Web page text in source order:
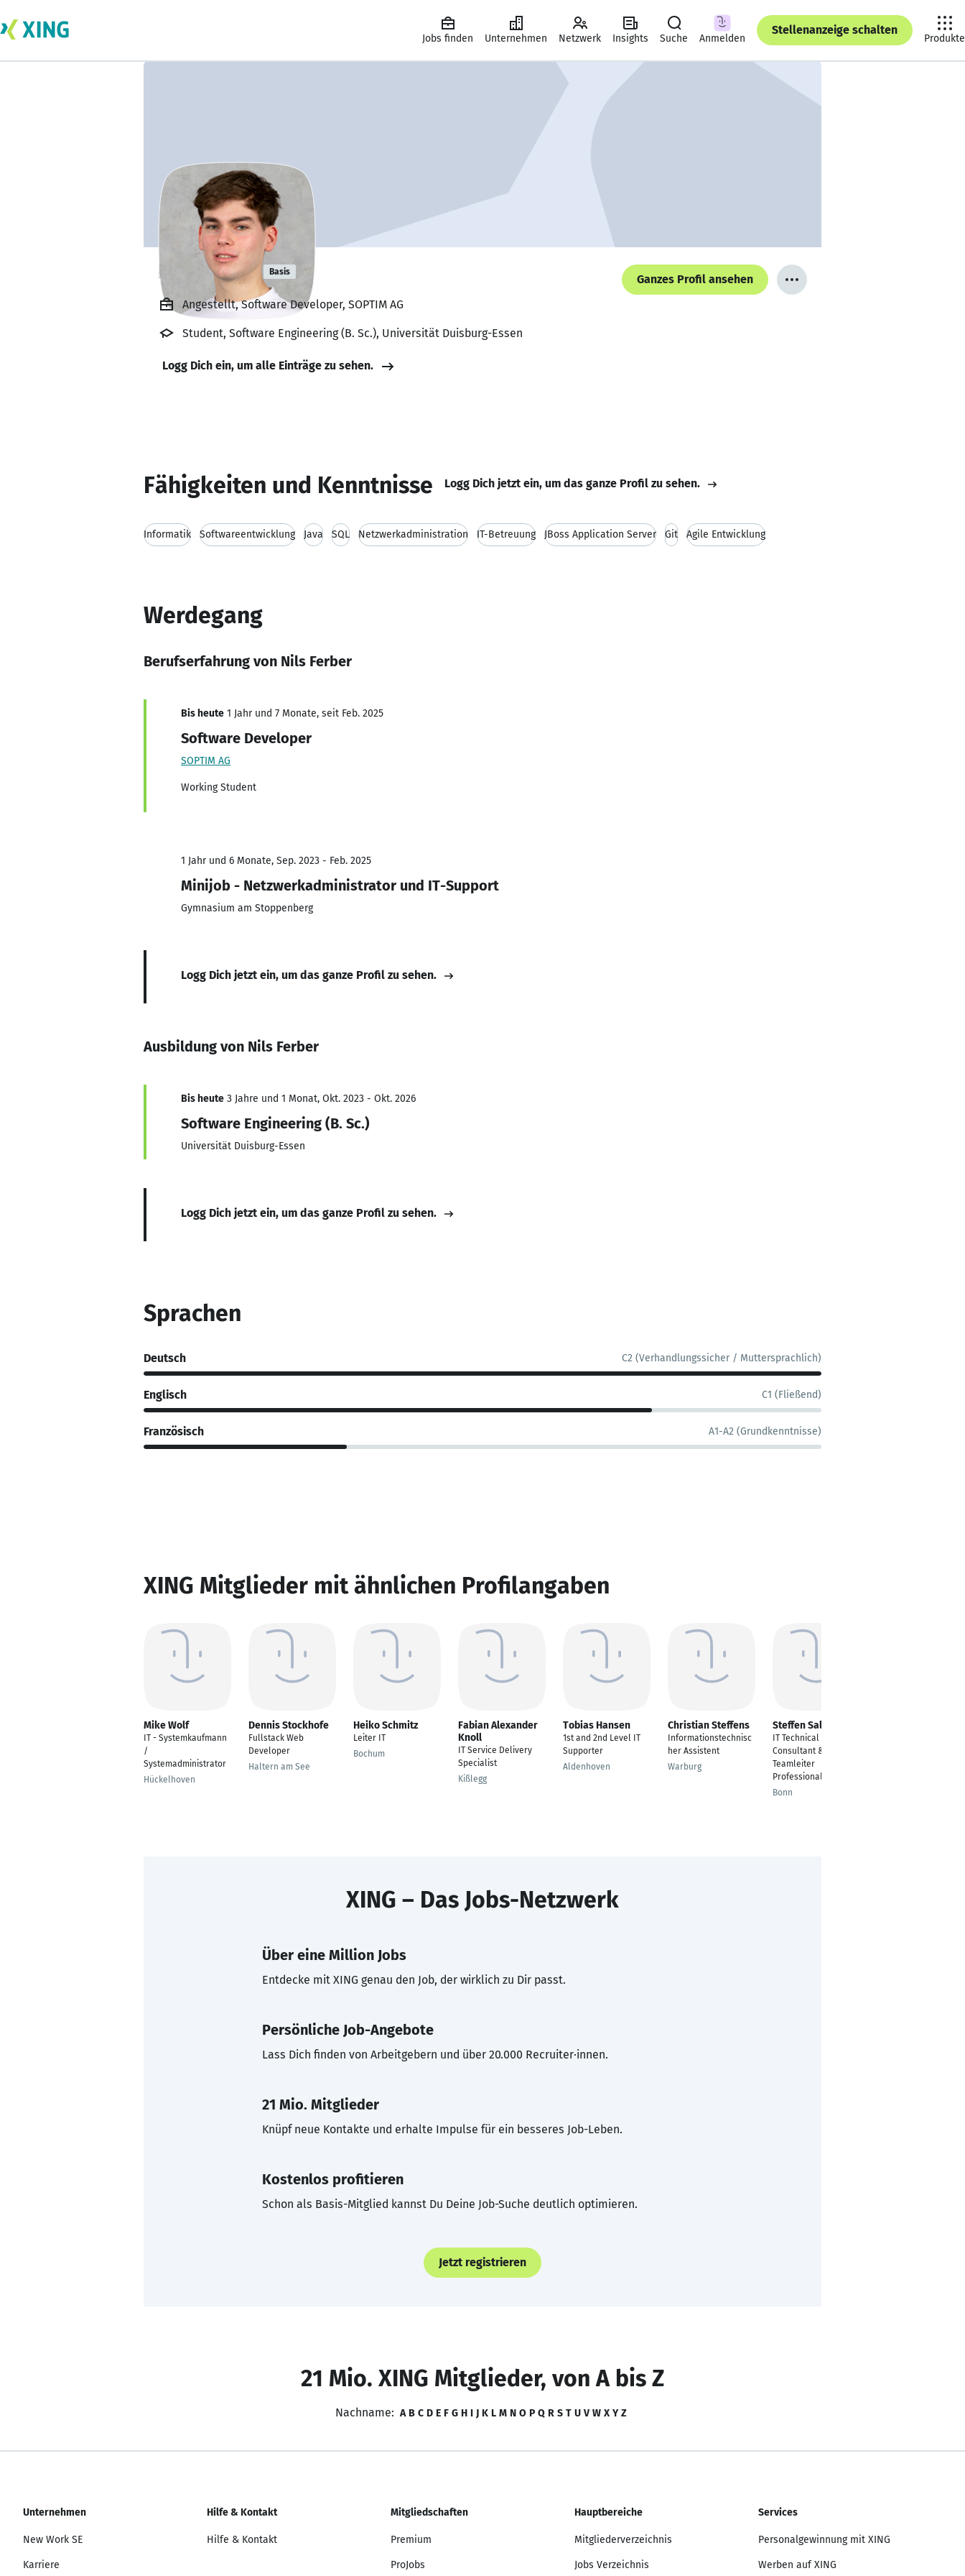
Jobs finden Unternehmen Netzwerk Insights Suche Anmelden
Stellenanzeige schalten
Produkte
Nils Ferber Basis
Ganzes Profil ansehen
Angestellt, Software Developer, SOPTIM AG
Student, Software Engineering (B. Sc.), Universität Duisburg-Essen
Logg Dich ein, um alle Einträge zu sehen.
Fähigkeiten und Kenntnisse Logg Dich jetzt ein, um das ganze Profil zu sehen.
Informatik Softwareentwicklung Java SQL Netzwerkadministration IT-Betreuung JBoss Application Server Git Agile Entwicklung
Werdegang
Berufserfahrung von Nils Ferber
Bis heute 1 Jahr und 7 Monate, seit Feb. 2025
Software Developer
SOPTIM AG
Working Student
1 Jahr und 6 Monate, Sep. 2023 - Feb. 2025
Minijob - Netzwerkadministrator und IT-Support
Gymnasium am Stoppenberg
Logg Dich jetzt ein, um das ganze Profil zu sehen.
Ausbildung von Nils Ferber
Bis heute 3 Jahre und 1 Monat, Okt. 2023 - Okt. 2026
Software Engineering (B. Sc.)
Universität Duisburg-Essen
Logg Dich jetzt ein, um das ganze Profil zu sehen.
Sprachen
Deutsch C2 (Verhandlungssicher / Muttersprachlich)
Englisch C1 (Fließend)
Französisch A1-A2 (Grundkenntnisse)
XING Mitglieder mit ähnlichen Profilangaben
Mike Wolf
IT - Systemkaufmann
/
Systemadministrator
Hückelhoven
Dennis Stockhofe
Fullstack Web
Developer
Haltern am See
Heiko Schmitz
Leiter IT
Bochum
Fabian Alexander
Knoll
IT Service Delivery
Specialist
Kißlegg
Tobias Hansen
1st and 2nd Level IT
Supporter
Aldenhoven
Christian Steffens
Informationstechnisc
her Assistent
Warburg
Steffen Salewski
IT Technical
Consultant &
Teamleiter
Professional Services
Bonn
XING – Das Jobs-Netzwerk
Über eine Million Jobs
Entdecke mit XING genau den Job, der wirklich zu Dir passt.
Persönliche Job-Angebote
Lass Dich finden von Arbeitgebern und über 20.000 Recruiter·innen.
21 Mio. Mitglieder
Knüpf neue Kontakte und erhalte Impulse für ein besseres Job-Leben.
Kostenlos profitieren
Schon als Basis-Mitglied kannst Du Deine Job-Suche deutlich optimieren.
Jetzt registrieren
21 Mio. XING Mitglieder, von A bis Z
Nachname: A B C D E F G H I J K L M N O P Q R S T U V W X Y Z
Unternehmen
New Work SE
Karriere
Hilfe & Kontakt
Hilfe & Kontakt
Mitgliedschaften
Premium
ProJobs
Hauptbereiche
Mitgliederverzeichnis
Jobs Verzeichnis
Services
Personalgewinnung mit XING
Werben auf XING